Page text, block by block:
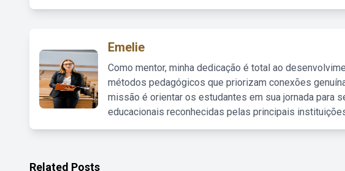
Emelie
Como mentor, minha dedicação é total ao
métodos pedagógicos que priorizam conexões
missão é orientar os estudantes em sua jornada para
educacionais reconhecidas pelas principais
Related Posts